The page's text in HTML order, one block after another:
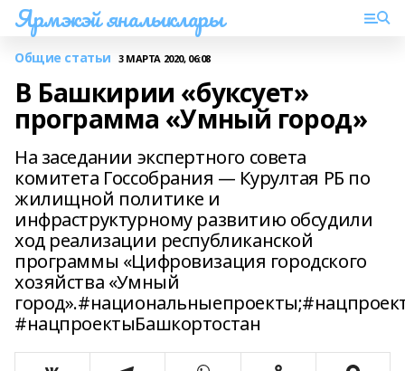
Ярмэкэй яналыклары
Общие статьи 3 МАРТА 2020, 06:08
В Башкирии «буксует»
программа «Умный город»
На заседании экспертного совета
комитета Госсобрания — Курултая РБ по
жилищной политике и
инфраструктурному развитию обсудили
ход реализации республиканской
программы «Цифровизация городского
хозяйства «Умный
#нацпроектыБашкортостан